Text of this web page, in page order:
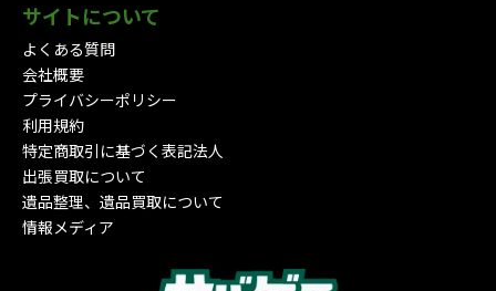
サイトについて
よくある質問
会社概要
プライバシーポリシー
利用規約
特定商取引に基づく表記法人
出張買取について
遺品整理、遺品買取について
情報メディア